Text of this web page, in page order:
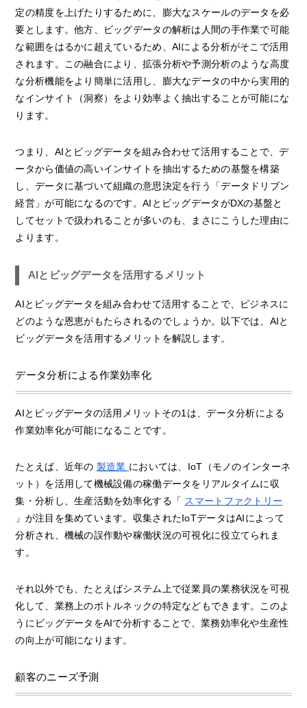
定の精度を上げたりするために、膨大なスケールのデータを必
要とします。他方、ビッグデータの解析は人間の手作業で可能
な範囲をはるかに超えているため、AIによる分析がそこで活用
されます。この融合により、拡張分析や予測分析のような高度
な分析機能をより簡単に活用し、膨大なデータの中から実用的
なインサイト（洞察）をより効率よく抽出することが可能にな
ります。
つまり、AIとビッグデータを組み合わせて活用することで、デ
ータから価値の高いインサイトを抽出するための基盤を構築
し、データに基づいて組織の意思決定を行う「データドリブン
経営」が可能になるのです。AIとビッグデータがDXの基盤と
してセットで扱われることが多いのも、まさにこうした理由に
よります。
AIとビッグデータを活用するメリット
AIとビッグデータを組み合わせて活用することで、ビジネスに
どのような恩恵がもたらされるのでしょうか。以下では、AIと
ビッグデータを活用するメリットを解説します。
データ分析による作業効率化
AIとビッグデータの活用メリットその1は、データ分析による
作業効率化が可能になることです。
たとえば、近年の 製造業 においては、IoT（モノのインターネ
ット）を活用して機械設備の稼働データをリアルタイムに収
集・分析し、生産活動を効率化する「 スマートファクトリー
」が注目を集めています。収集されたIoTデータはAIによって
分析され、機械の誤作動や稼働状況の可視化に役立てられま
す。
それ以外でも、たとえばシステム上で従業員の業務状況を可視
化して、業務上のボトルネックの特定などもできます。このよ
うにビッグデータをAIで分析することで、業務効率化や生産性
の向上が可能になります。
顧客のニーズ予測